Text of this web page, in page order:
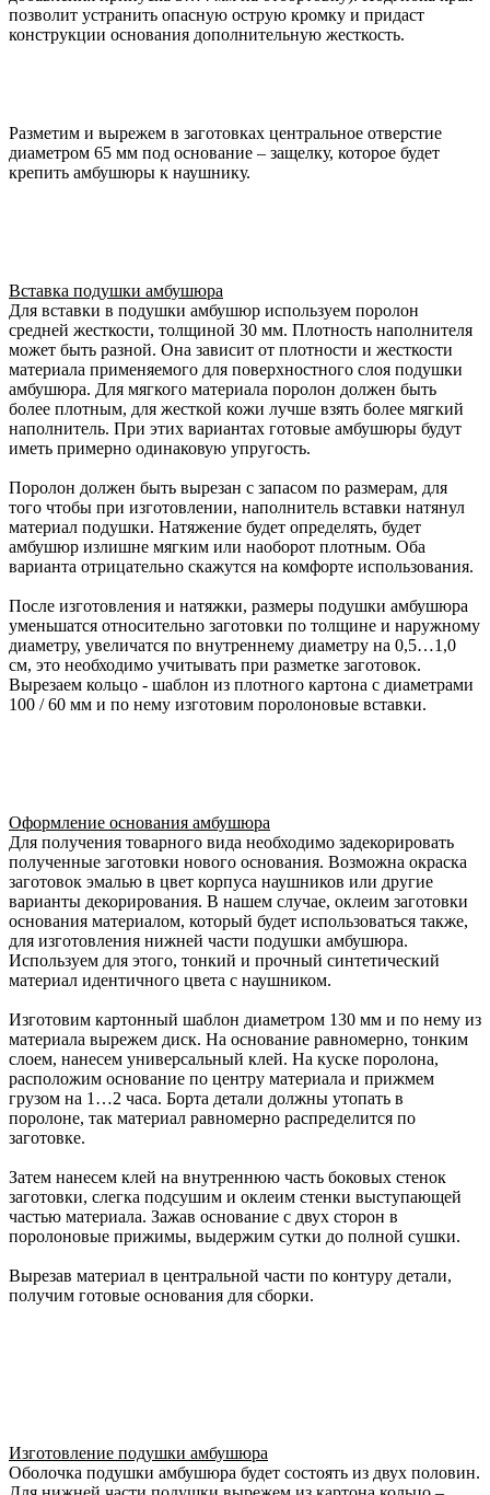
позволит устранить опасную острую кромку и придаст
конструкции основания дополнительную жесткость.
Разметим и вырежем в заготовках центральное отверстие
диаметром 65 мм под основание – защелку, которое будет
крепить амбушюры к наушнику.
Вставка подушки амбушюра
Для вставки в подушки амбушюр используем поролон
средней жесткости, толщиной 30 мм. Плотность наполнителя
может быть разной. Она зависит от плотности и жесткости
материала применяемого для поверхностного слоя подушки
амбушюра. Для мягкого материала поролон должен быть
более плотным, для жесткой кожи лучше взять более мягкий
наполнитель. При этих вариантах готовые амбушюры будут
иметь примерно одинаковую упругость.
Поролон должен быть вырезан с запасом по размерам, для
того чтобы при изготовлении, наполнитель вставки натянул
материал подушки. Натяжение будет определять, будет
амбушюр излишне мягким или наоборот плотным. Оба
варианта отрицательно скажутся на комфорте использования.
После изготовления и натяжки, размеры подушки амбушюра
уменьшатся относительно заготовки по толщине и наружному
диаметру, увеличатся по внутреннему диаметру на 0,5…1,0
см, это необходимо учитывать при разметке заготовок.
Вырезаем кольцо - шаблон из плотного картона с диаметрами
100 / 60 мм и по нему изготовим поролоновые вставки.
Оформление основания амбушюра
Для получения товарного вида необходимо задекорировать
полученные заготовки нового основания. Возможна окраска
заготовок эмалью в цвет корпуса наушников или другие
варианты декорирования. В нашем случае, оклеим заготовки
основания материалом, который будет использоваться также,
для изготовления нижней части подушки амбушюра.
Используем для этого, тонкий и прочный синтетический
материал идентичного цвета с наушником.
Изготовим картонный шаблон диаметром 130 мм и по нему из
материала вырежем диск. На основание равномерно, тонким
слоем, нанесем универсальный клей. На куске поролона,
расположим основание по центру материала и прижмем
грузом на 1…2 часа. Борта детали должны утопать в
поролоне, так материал равномерно распределится по
заготовке.
Затем нанесем клей на внутреннюю часть боковых стенок
заготовки, слегка подсушим и оклеим стенки выступающей
частью материала. Зажав основание с двух сторон в
поролоновые прижимы, выдержим сутки до полной сушки.
Вырезав материал в центральной части по контуру детали,
получим готовые основания для сборки.
Изготовление подушки амбушюра
Оболочка подушки амбушюра будет состоять из двух половин.